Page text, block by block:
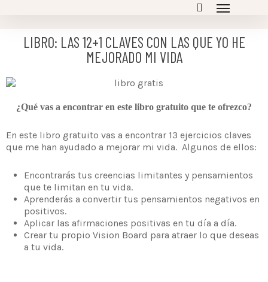
LIBRO: LAS 12+1 CLAVES CON LAS QUE YO HE
MEJORADO MI VIDA
¿Qué vas a encontrar en este libro gratuito que te ofrezco?
En este libro gratuito vas a encontrar 13 ejercicios claves
que me han ayudado a mejorar mi vida. Algunos de ellos:
Encontrarás tus creencias limitantes y pensamientos
que te limitan en tu vida.
Aprenderás a convertir tus pensamientos negativos en
positivos.
Aplicar las afirmaciones positivas en tu día a día.
Crear tu propio Vision Board para atraer lo que deseas
a tu vida.